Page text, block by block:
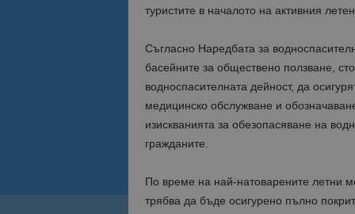
туристите в началото на активния летен
Съгласно Наредбата за
басейните за обществено ползване,
водноспасителната дейност, да
медицинско обслужване и
изискванията за обезопасяване на
гражданите.
По време на най-натоварените летни
трябва да бъде осигурено пълно